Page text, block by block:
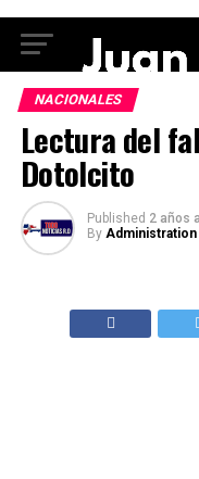
NACIONALES
Lectura del
Dotolcito
Published 2 años
By Administration